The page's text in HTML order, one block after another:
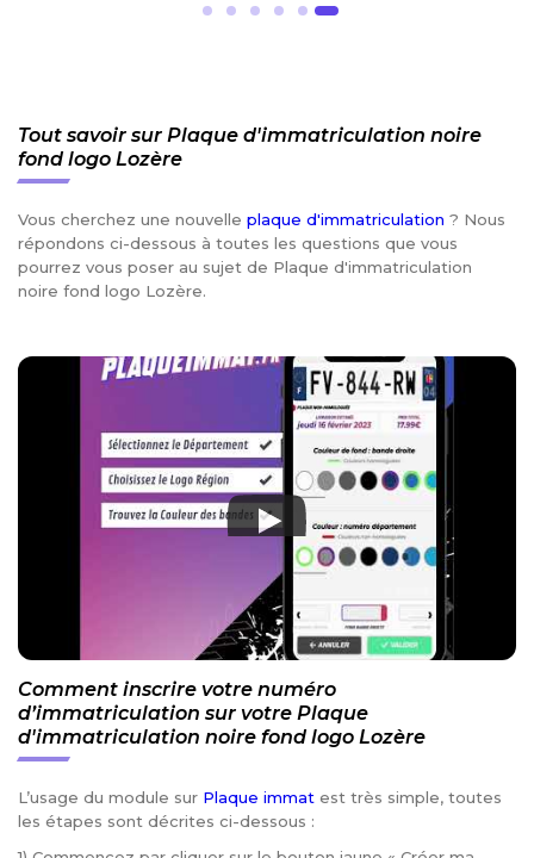
Tout savoir sur Plaque d'immatriculation noire
fond logo Lozère
Vous cherchez une nouvelle plaque d'immatriculation ? Nous
répondons ci-dessous à toutes les questions que vous
pourrez vous poser au sujet de Plaque d'immatriculation
noire fond logo Lozère.
Comment inscrire votre numéro
d’immatriculation sur votre Plaque
d'immatriculation noire fond logo Lozère
L’usage du module sur Plaque immat est très simple, toutes
les étapes sont décrites ci-dessous :